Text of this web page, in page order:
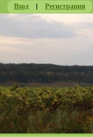
Вход | Регистрация